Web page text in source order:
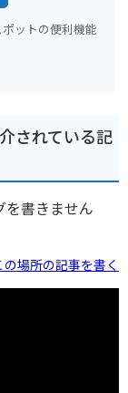
ットの便利機能
されている記
を書きません
の場所の記事を書く